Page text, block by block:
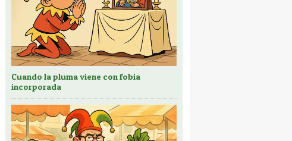
Cuando la pluma viene con fobia
incorporada